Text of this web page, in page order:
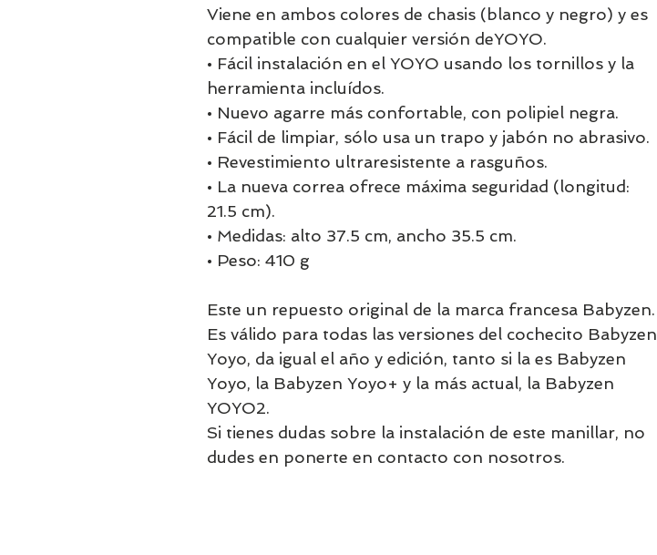
Viene en ambos colores de chasis (blanco y negro) y es
compatible con cualquier versión deYOYO.
• Fácil instalación en el YOYO usando los tornillos y la
herramienta incluídos.
• Nuevo agarre más confortable, con polipiel negra.
• Fácil de limpiar, sólo usa un trapo y jabón no abrasivo.
• Revestimiento ultraresistente a rasguños.
• La nueva correa ofrece máxima seguridad (longitud:
21.5 cm).
• Medidas: alto 37.5 cm, ancho 35.5 cm.
• Peso: 410 g
Este un repuesto original de la marca francesa Babyzen.
Es válido para todas las versiones del cochecito Babyzen
Yoyo, da igual el año y edición, tanto si la es Babyzen
Yoyo, la Babyzen Yoyo+ y la más actual, la Babyzen
YOYO2.
Si tienes dudas sobre la instalación de este manillar, no
dudes en ponerte en contacto con nosotros.